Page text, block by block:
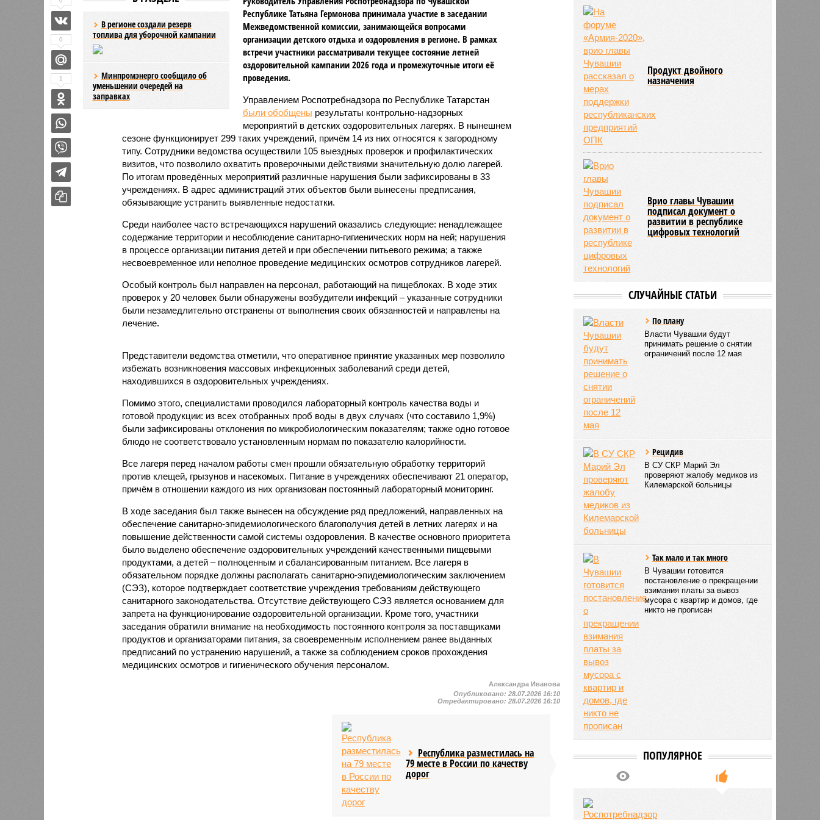
В регионе создали резерв
топлива для уборочной кампании
Минпромэнерго сообщило об
уменьшении очередей на
заправках
Республике Татьяна Гермонова принимала участие в заседании
Межведомственной комиссии, занимающейся вопросами
организации детского отдыха и оздоровления в регионе. В рамках
встречи участники рассматривали текущее состояние летней
оздоровительной кампании 2026 года и промежуточные итоги её
проведения.
Управлением Роспотребнадзора по Республике Татарстан
были обобщены результаты контрольно-надзорных
мероприятий в детских оздоровительных лагерях. В нынешнем
сезоне функционирует 299 таких учреждений, причём 14 из них относятся к загородному
типу. Сотрудники ведомства осуществили 105 выездных проверок и профилактических
визитов, что позволило охватить проверочными действиями значительную долю лагерей.
По итогам проведённых мероприятий различные нарушения были зафиксированы в 33
учреждениях. В адрес администраций этих объектов были вынесены предписания,
обязывающие устранить выявленные недостатки.
Среди наиболее часто встречающихся нарушений оказались следующие: ненадлежащее
содержание территории и несоблюдение санитарно-гигиенических норм на ней; нарушения
в процессе организации питания детей и при обеспечении питьевого режима; а также
несвоевременное или неполное проведение медицинских осмотров сотрудников лагерей.
Особый контроль был направлен на персонал, работающий на пищеблоках. В ходе этих
проверок у 20 человек были обнаружены возбудители инфекций – указанные сотрудники
были незамедлительно отстранены от выполнения своих обязанностей и направлены на
лечение.
Представители ведомства отметили, что оперативное принятие указанных мер позволило
избежать возникновения массовых инфекционных заболеваний среди детей,
находившихся в оздоровительных учреждениях.
Помимо этого, специалистами проводился лабораторный контроль качества воды и
готовой продукции: из всех отобранных проб воды в двух случаях (что составило 1,9%)
были зафиксированы отклонения по микробиологическим показателям; также одно готовое
блюдо не соответствовало установленным нормам по показателю калорийности.
Все лагеря перед началом работы смен прошли обязательную обработку территорий
против клещей, грызунов и насекомых. Питание в учреждениях обеспечивают 21 оператор,
причём в отношении каждого из них организован постоянный лабораторный мониторинг.
В ходе заседания был также вынесен на обсуждение ряд предложений, направленных на
обеспечение санитарно-эпидемиологического благополучия детей в летних лагерях и на
повышение действенности самой системы оздоровления. В качестве основного приоритета
было выделено обеспечение оздоровительных учреждений качественными пищевыми
продуктами, а детей – полноценным и сбалансированным питанием. Все лагеря в
обязательном порядке должны располагать санитарно-эпидемиологическим заключением
(СЭЗ), которое подтверждает соответствие учреждения требованиям действующего
санитарного законодательства. Отсутствие действующего СЭЗ является основанием для
запрета на функционирование оздоровительной организации. Кроме того, участники
заседания обратили внимание на необходимость постоянного контроля за поставщиками
продуктов и организаторами питания, за своевременным исполнением ранее выданных
предписаний по устранению нарушений, а также за соблюдением сроков прохождения
медицинских осмотров и гигиенического обучения персоналом.
0
1
Александра Иванова
Опубликовано:28.07.2026 16:10
Отредактировано:28.07.2026 16:10
Республика разместилась на
79 месте в России по качеству
дорог
Продукт двойного
назначения
Врио главы Чувашии
подписал документ о
развитии в республике
цифровых технологий
СЛУЧАЙНЫЕ СТАТЬИ
По плану
Власти Чувашии будут
принимать решение о снятии
ограничений после 12 мая
Рецидив
В СУ СКР Марий Эл
проверяют жалобу медиков из
Килемарской больницы
Так мало и так много
В Чувашии готовится
постановление о прекращении
взимания платы за вывоз
мусора с квартир и домов, где
никто не прописан
ПОПУЛЯРНОЕ